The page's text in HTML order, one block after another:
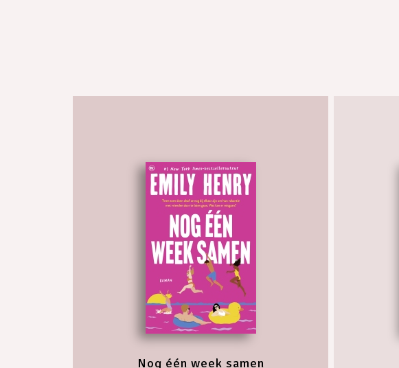
Nog één week samen